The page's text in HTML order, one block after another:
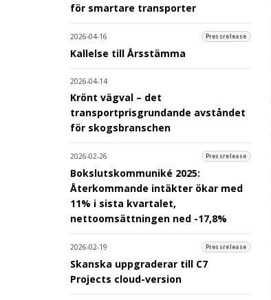
för smartare transporter
2026-04-16 Pressrelease
Kallelse till Årsstämma
2026-04-14
Krönt vägval – det
transportprisgrundande avståndet
för skogsbranschen
2026-02-26 Pressrelease
Bokslutskommuniké 2025:
Återkommande intäkter ökar med
11% i sista kvartalet,
nettoomsättningen ned -17,8%
2026-02-19 Pressrelease
Skanska uppgraderar till C7
Projects cloud-version